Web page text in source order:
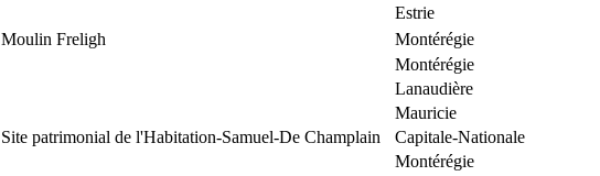
Estrie
Moulin Freligh Montérégie
Montérégie
Lanaudière
Mauricie
Site patrimonial de l'Habitation-Samuel-De Champlain Capitale-Nationale
Montérégie